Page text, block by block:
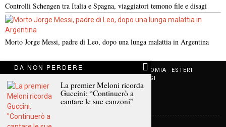
Controlli Schengen tra Italia e Spagna, viaggiatori temono file e disagi
Morto Jorge Messi, padre di Leo, dopo una lunga malattia in Argentina
NOTIZIE URGENTI CRONACA ECONOMIA
ESTERI
VIAGGI
Contatti
Informativa sulla privacy
DA NON PERDERE
La premier Meloni ricorda
Guccini: “Continuerò a
cantare le sue canzoni”